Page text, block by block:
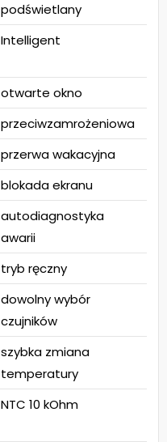
podświetlany
Intelligent
otwarte okno
przeciwzamrożeniowa
przerwa wakacyjna
blokada ekranu
autodiagnostyka
awarii
tryb ręczny
dowolny wybór
czujników
szybka zmiana
temperatury
NTC 10 kOhm